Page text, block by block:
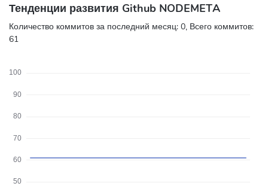
Тенденции развития Github NODEMETA
Количество коммитов за последний месяц: 0, Всего коммитов:
61